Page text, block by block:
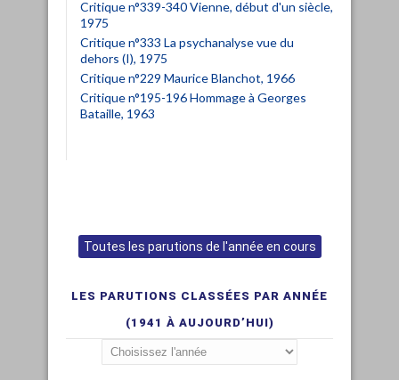
Critique n°339-340 Vienne, début d'un siècle,
1975
Critique n°333 La psychanalyse vue du
dehors (I), 1975
Critique n°229 Maurice Blanchot, 1966
Critique n°195-196 Hommage à Georges
Bataille, 1963
Toutes les parutions de l'année en cours
LES PARUTIONS CLASSÉES PAR ANNÉE
(1941 À AUJOURD’HUI)